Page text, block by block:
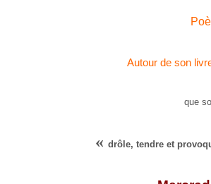
Autour de son
que
« drôle, tendre et